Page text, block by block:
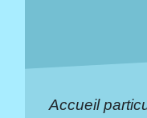
Accueil